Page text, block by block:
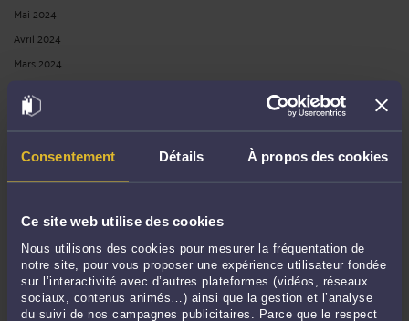
Consentement Détails À propos des cookies
Ce site web utilise des cookies
Nous utilisons des cookies pour mesurer la fréquentation de
notre site, pour vous proposer une expérience utilisateur fondée
sur l’interactivité avec d’autres plateformes (vidéos, réseaux
sociaux, contenus animés…) ainsi que la gestion et l’analyse
du suivi de nos campagnes publicitaires. Parce que le respect
Mai 2024
Avril 2024
Mars 2024
Janvier 2024
Décembre 2023
Novembre 2023
Octobre 2023
Juillet 2023
Juin 2023
Mai 2023